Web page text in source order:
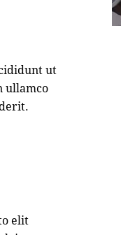
ut
ullamco
elit